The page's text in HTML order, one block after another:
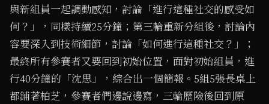
與新組員一起調動感知，討論「進行這種社交的感受如
何？」，同樣持續25分鐘；第三輪重新分組後，討論內
容要深入到技術細節，討論「如何進行這種社交？」；
最終所有參賽者又要回到初始位置，面對初始組員，進
行40分鐘的「沈思」，綜合出一個簡報。5組5張長桌上
都鋪著柏芝，參賽者們邊說邊寫，三輪歷險後回到原